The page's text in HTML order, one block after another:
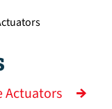
Actuators